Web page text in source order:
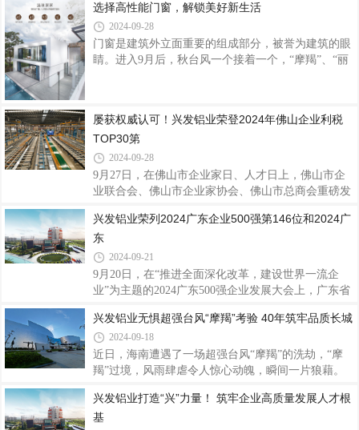
趋势变局而成长，以“客户为本、品质为纲、创新引
领、匠心智造”的核心价值观在国际市场上
放”为主题。兴发铝业一直深耕布局海外市场，拥抱
全球促发展，此次兴发铝业展位号：B区12.1C29-
30,D13-14诚邀各位新老客户、海内外客商莅临参
观，交流创新思维，共襄贸易盛举。兴发铝业作为集
智能化、可循环铝挤压产业链，产品远销全球多个国
家和
选择高性能门窗，解锁美好新生活
2024-09-28
门窗是建筑外立面重要的组成部分，被誉为建筑的眼
睛。进入9月后，秋台风一个接着一个，“摩羯”、“丽
验。· Part.01·型材是门窗的根基坚固耐用，让生活更
美好门窗的性能与其材质息息相关。优质的门窗型材
具备良好的硬度、强度和耐腐蚀性，能够在恶劣天气
下保持稳定，为我们的家园提供坚固的防护。兴发系
统门窗选用优质铝型材，强度更高、耐腐蚀性更强，
屡获权威认可！兴发铝业荣登2024年佛山企业利税
TOP30第
2024-09-28
9月27日，在佛山市企业家日、人才日上，佛山市企
业联合会、佛山市企业家协会、佛山市总商会重磅发
TOP30、科技创新TOP30、国际化TOP30三个名单正
式发布。兴发铝业荣登2024年佛山企业利税TOP30第
14位、科技创新TOP30第21位、国际化TOP30第9
位。兴发铝业作为1984年创立于佛山的铝挤压行业知
名品牌上市企业，始终秉持“勤奋进取、开拓创新、
牌，积极开拓国内外市场，在复杂的经济形势下依旧
保持业绩平稳增长，守法经营、依法纳税，展示了良
好的社会形
兴发铝业荣列2024广东企业500强第146位和2024广
东
2024-09-21
9月20日，在“推进全面深化改革，建设世界一流企
业”为主题的2024广东500强企业发展大会上，广东省
500强及行业百强榜。兴发铝业在2024广东企业500强
榜单荣列第146位、2024广东制造业企业100强榜单荣
列第63位，再次展现了兴发铝业的强劲实力。据了
解，广东企业500强及行业百强榜由广东省企业联合
企业联合会的指导下，在有关部门、企联组织、行业
协会的大力支持下，参照国际通行做法，本次以2023
兴发铝业无惧超强台风“摩羯”考验 40年筑牢品质长城
2024-09-18
近日，海南遭遇了一场超强台风“摩羯”的洗劫，“摩
羯”过境，风雨肆虐令人惊心动魄，瞬间一片狼藉。
根拔起，多台风机被吹断，海口、文昌两地直接经济
损失近600亿元。整个城市被台风蹂躏得满目苍夷，
兴发铝业打造“兴”力量！ 筑牢企业高质量发展人才根
基